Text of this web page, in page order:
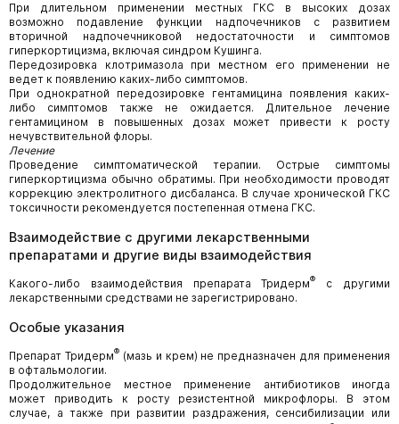
При длительном применении местных ГКС в высоких дозах
возможно подавление функции надпочечников с развитием
вторичной надпочечниковой недостаточности и симптомов
гиперкортицизма, включая синдром Кушинга.
Передозировка клотримазола при местном его применении не
ведет к появлению каких-либо симптомов.
При однократной передозировке гентамицина появления каких-
либо симптомов также не ожидается. Длительное лечение
гентамицином в повышенных дозах может привести к росту
нечувствительной флоры.
Лечение
Проведение симптоматической терапии. Острые симптомы
гиперкортицизма обычно обратимы. При необходимости проводят
коррекцию электролитного дисбаланса. В случае хронической ГКС
токсичности рекомендуется постепенная отмена ГКС.
Взаимодействие с другими лекарственными
препаратами и другие виды взаимодействия
Какого-либо взаимодействия препарата Тридерм®
с другими
лекарственными средствами не зарегистрировано.
Особые указания
Препарат Тридерм®(мазь и крем) не предназначен для применения
в офтальмологии.
Продолжительное местное применение антибиотиков иногда
может приводить к росту резистентной микрофлоры. В этом
случае, а также при развитии раздражения, сенсибилизации или